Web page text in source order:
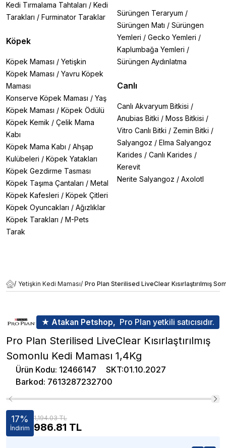
Kedi Tırmalama Tahtaları / Kedi
Tarakları / Furminator Taraklar
Köpek
Köpek Maması / Yetişkin
Köpek Maması / Yavru Köpek
Maması
Konserve Köpek Maması / Yaş
Köpek Maması / Köpek Ödülü
Köpek Kemik / Çelik Mama
Kabı
Köpek Mama Kabı / Ahşap
Kulübeleri / Köpek Yatakları
Köpek Gezdirme Tasması
Köpek Taşıma Çantaları / Metal
Köpek Kafesleri / Köpek Çitleri
Köpek Oyuncakları / Ağızlıklar
Köpek Tarakları / M-Pets
Tarak
Sürüngen Teraryum /
Sürüngen Matı / Sürüngen
Yemleri / Gecko Yemleri /
Kaplumbağa Yemleri /
Sürüngen Aydınlatma
Canlı
Canlı Akvaryum Bitkisi /
Anubias Bitki / Moss Bitkisi /
Vitro Canlı Bitki / Zemin Bitki /
Salyangoz / Elma Salyangoz
Karides / Canlı Karides /
Kerevit
Nerite Salyangoz / Axolotl
/ Yetişkin Kedi Maması/ Pro Plan Sterilised LiveClear Kısırlaştırılmış
★ Atakan Petshop, Pro Plan yetkili satıcısıdır.
Pro Plan Sterilised LiveClear Kısırlaştırılmış
Somonlu Kedi Maması 1,4Kg
Ürün Kodu: 12466147 SKT:01.10.2027
Barkod: 7613287232700
17%
İndirim
1,194.03 TL
986.81 TL